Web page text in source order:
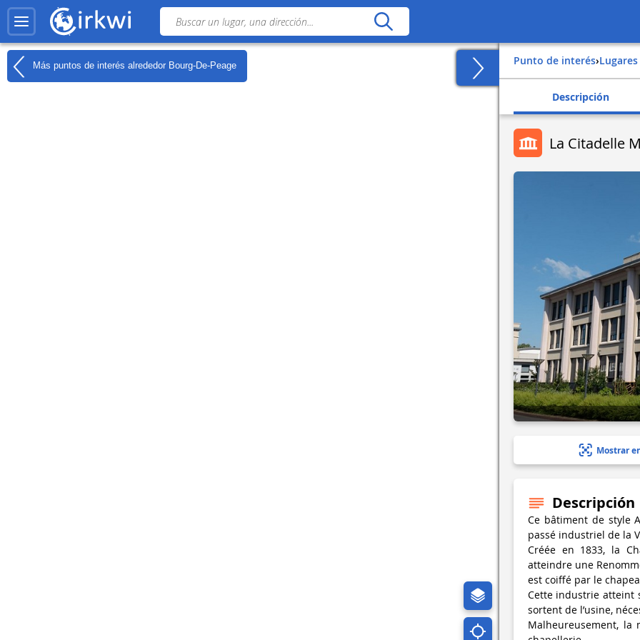
Más puntos de interés alrededor Bourg-De-Peage Punto de interés›
Descripción
La Citadelle
Mostrar
Descripción
Ce bâtiment de style
passé industriel de la
Créée en 1833, la
atteindre une
est coiffé par le
Cette industrie atteint
sortent de l’usine,
Malheureusement,